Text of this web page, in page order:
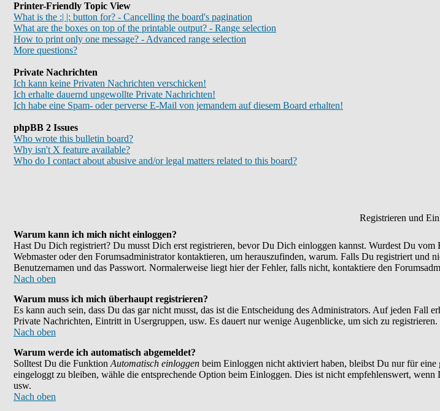
Printer-Friendly Topic View
What is the :| |: button for? - Cancelling the board's pagination
What are the boxes on top of the printable output? - Range selection
How to print only one message? - Advanced range selection
More questions?
Private Nachrichten
Ich kann keine Privaten Nachrichten verschicken!
Ich erhalte dauernd ungewollte Private Nachrichten!
Ich habe eine Spam- oder perverse E-Mail von jemandem auf diesem Board erhalten!
phpBB 2 Issues
Who wrote this bulletin board?
Why isn't X feature available?
Who do I contact about abusive and/or legal matters related to this board?
Registrieren und
Warum kann ich mich nicht einloggen?
Hast Du Dich registriert? Du musst Dich erst registrieren, bevor Du Dich einloggen kannst. Wurdest Du
Webmaster oder den Forumsadministrator kontaktieren, um herauszufinden, warum. Falls Du registriert
Benutzernamen und das Passwort. Normalerweise liegt hier der Fehler, falls nicht, kontaktiere den
Nach oben
Warum muss ich mich überhaupt registrieren?
Es kann auch sein, dass Du das gar nicht musst, das ist die Entscheidung des Administrators. Auf jeden
Private Nachrichten, Eintritt in Usergruppen, usw. Es dauert nur wenige Augenblicke, um sich zu
Nach oben
Warum werde ich automatisch abgemeldet?
Solltest Du die Funktion Automatisch einloggen beim Einloggen nicht aktiviert haben, bleibst Du nur für
eingeloggt zu bleiben, wähle die entsprechende Option beim Einloggen. Dies ist nicht empfehlenswert,
usw.
Nach oben